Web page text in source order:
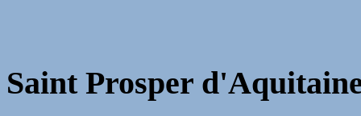
Saint Prosper